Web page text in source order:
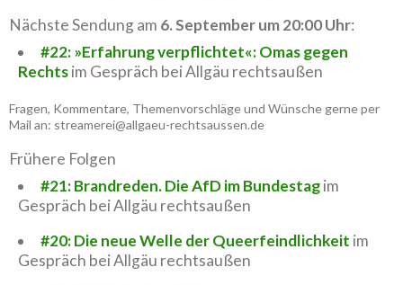
Nächste Sendung am 6. September um 20:00 Uhr:
#22: »Erfahrung verpflichtet«: Omas gegen
Rechtsim Gespräch bei Allgäu rechtsaußen
Fragen, Kommentare, Themenvorschläge und Wünsche gerne per
Mail an: streamerei@allgaeu-rechtsaussen.de
Frühere Folgen
#21: Brandreden. Die AfD im Bundestagim
Gespräch bei Allgäu rechtsaußen
#20: Die neue Welle der Queerfeindlichkeit im
Gespräch bei Allgäu rechtsaußen